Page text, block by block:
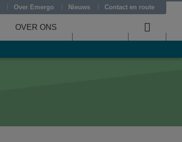
Over Emergo Nieuws Contact en route
OVER ONS
menu